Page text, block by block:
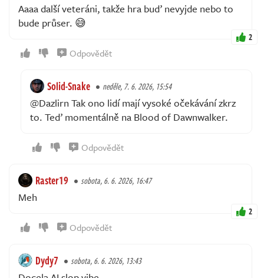
Aaaa další veteráni, takže hra buď nevyjde nebo to
bude průser. 😅
2
Odpovědět
Solid-Snake neděle, 7. 6. 2026, 15:54
@Dazlirn Tak ono lidí mají vysoké očekávání zkrz
to. Teď momentálně na Blood of Dawnwalker.
Odpovědět
Raster19 sobota, 6. 6. 2026, 16:47
Meh
2
Odpovědět
Dydy7 sobota, 6. 6. 2026, 13:43